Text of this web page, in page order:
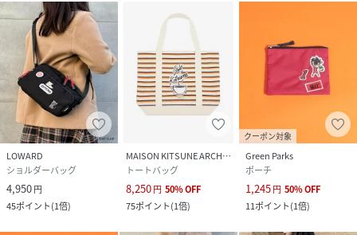
LOWARD
ショルダーバッグ
4,950円
45ポイント(1倍)
MAISON KITSUNE ARCHIVES
トートバッグ
8,250円 50%OFF
75ポイント(1倍)
クーポン対象
Green Parks
ポーチ
1,245円 50%OFF
11ポイント(1倍)